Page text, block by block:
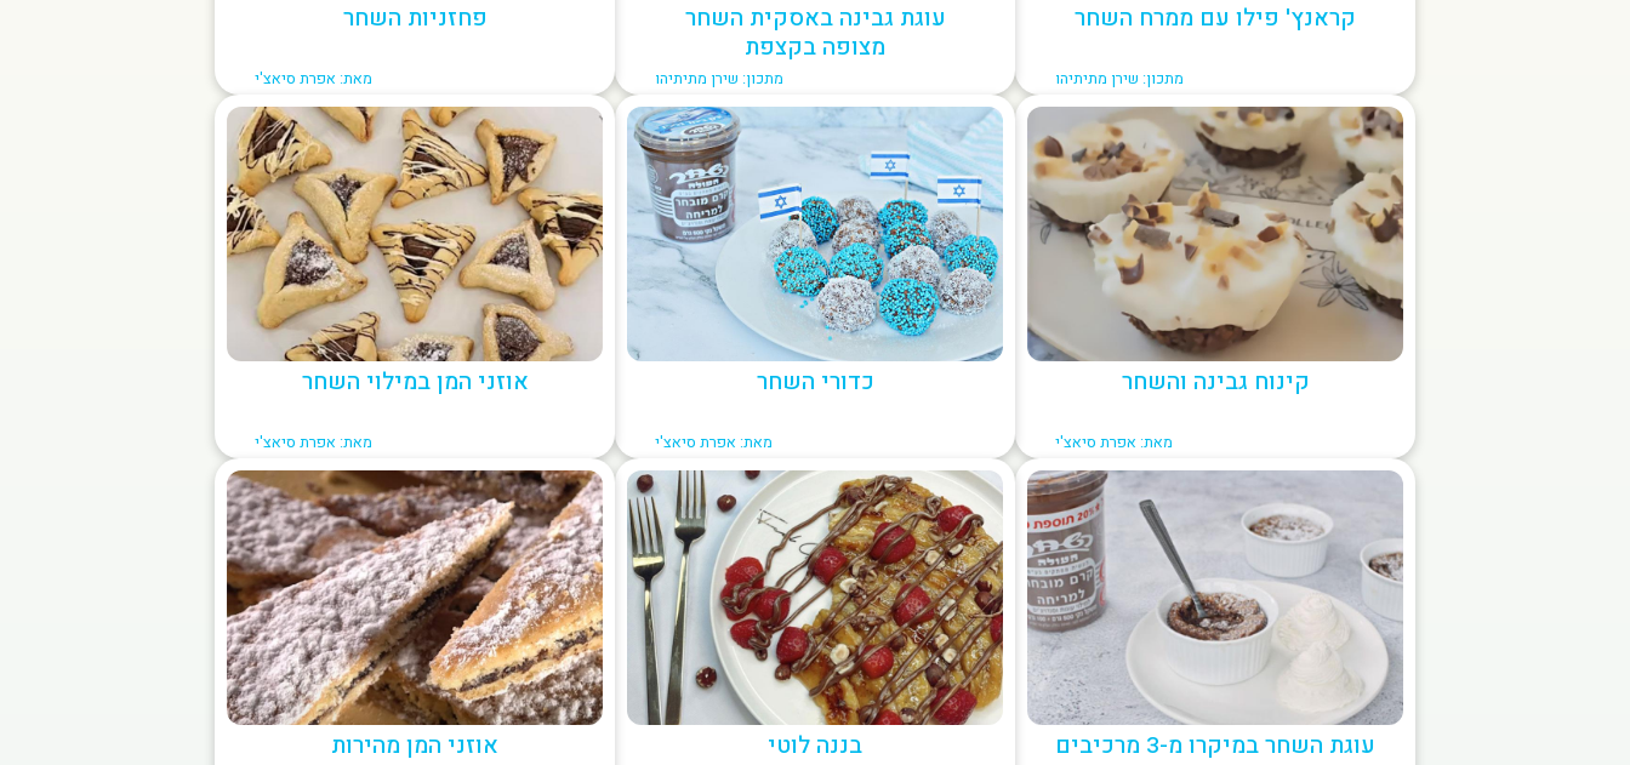
קראנץ' פילו עם ממרח השחר
מתכון: שירן מתיתיהו
עוגת גבינה באסקית השחר
מצופה בקצפת
מתכון: שירן מתיתיהו
פחזניות השחר
מאת: אפרת סיאצ'י
קינוח גבינה והשחר
מאת: אפרת סיאצ'י
כדורי השחר
מאת: אפרת סיאצ'י
אוזני המן במילוי השחר
מאת: אפרת סיאצ'י
עוגת השחר במיקרו מ-3 מרכיבים בננה לוטי אוזני המן מהירות